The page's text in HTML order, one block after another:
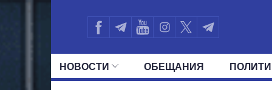
НОВОСТИ ОБЕЩАНИЯ